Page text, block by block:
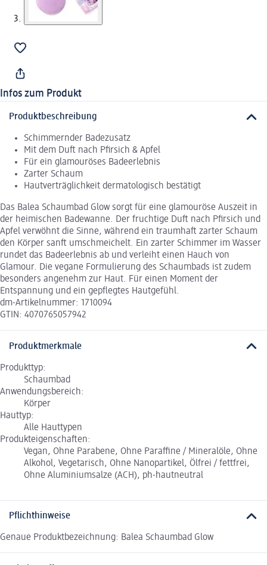
Infos zum Produkt
Produktbeschreibung
Schimmernder Badezusatz
Mit dem Duft nach Pfirsich & Apfel
Für ein glamouröses Badeerlebnis
Zarter Schaum
Hautverträglichkeit dermatologisch bestätigt
Das Balea Schaumbad Glow sorgt für eine glamouröse Auszeit in
der heimischen Badewanne. Der fruchtige Duft nach Pfirsich und
Apfel verwöhnt die Sinne, während ein traumhaft zarter Schaum
den Körper sanft umschmeichelt. Ein zarter Schimmer im Wasser
rundet das Badeerlebnis ab und verleiht einen Hauch von
Glamour. Die vegane Formulierung des Schaumbads ist zudem
besonders angenehm zur Haut. Für einen Moment der
Entspannung und ein gepflegtes Hautgefühl.
dm-Artikelnummer: 1710094
GTIN: 4070765057942
Produktmerkmale
Produkttyp:
Schaumbad
Anwendungsbereich:
Körper
Hauttyp:
Alle Hauttypen
Produkteigenschaften:
Vegan, Ohne Parabene, Ohne Paraffine / Mineralöle, Ohne
Alkohol, Vegetarisch, Ohne Nanopartikel, Ölfrei / fettfrei,
Ohne Aluminiumsalze (ACH), ph-hautneutral
Pflichthinweise
Genaue Produktbezeichnung: Balea Schaumbad Glow